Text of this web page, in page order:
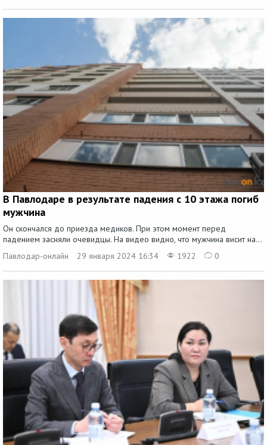
В Павлодаре в результате падения с 10 этажа погиб
мужчина
Он скончался до приезда медиков. При этом момент перед
падением засняли очевидцы. На видео видно, что мужчина висит на...
Павлодар-онлайн
29 января 2024 16:34 1922 0